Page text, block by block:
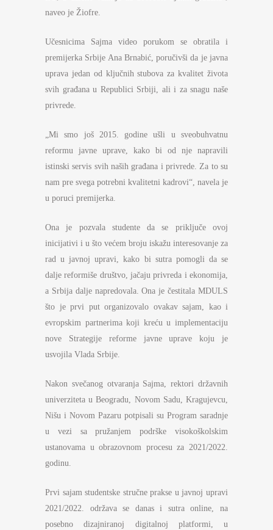
naveo je Žiofre.
Učesnicima Sajma video porukom se obratila i
premijerka Srbije Ana Brnabić, poručivši da je javna
uprava jedan od ključnih stubova za kvalitet života
svih građana u Republici Srbiji, ali i za snagu naše
privrede.
„Mi smo još 2015. godine ušli u sveobuhvatnu
reformu javne uprave, kako bi od nje napravili
istinski servis svih naših građana i privrede. Za to su
nam pre svega potrebni kvalitetni kadrovi“, navela je
u poruci premijerka.
Ona je pozvala studente da se priključe ovoj
inicijativi i u što većem broju iskažu interesovanje za
rad u javnoj upravi, kako bi sutra pomogli da se
dalje reformiše društvo, jačaju privreda i ekonomija,
a Srbija dalje napredovala. Ona je čestitala MDULS
što je prvi put organizovalo ovakav sajam, kao i
evropskim partnerima koji kreću u implementaciju
nove Strategije reforme javne uprave koju je
usvojila Vlada Srbije.
Nakon svečanog otvaranja Sajma, rektori državnih
univerziteta u Beogradu, Novom Sadu, Kragujevcu,
Nišu i Novom Pazaru potpisali su Program saradnje
u vezi sa pružanjem podrške visokoškolskim
ustanovama u obrazovnom procesu za 2021/2022.
godinu.
Prvi sajam studentske stručne prakse u javnoj upravi
2021/2022. održava se danas i sutra online, na
posebno dizajniranoj digitalnoj platformi, u